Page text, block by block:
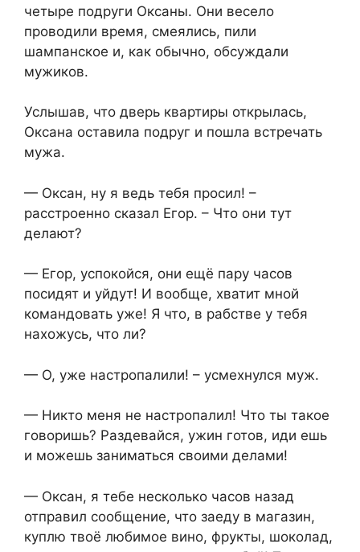
четыре подруги Оксаны. Они весело
проводили время, смеялись, пили
шампанское и, как обычно, обсуждали
мужиков.
Услышав, что дверь квартиры открылась,
Оксана оставила подруг и пошла встречать
мужа.
— Оксан, ну я ведь тебя просил! –
расстроенно сказал Егор. – Что они тут
делают?
— Егор, успокойся, они ещё пару часов
посидят и уйдут! И вообще, хватит мной
командовать уже! Я что, в рабстве у тебя
нахожусь, что ли?
— О, уже настропалили! – усмехнулся муж.
— Никто меня не настропалил! Что ты такое
говоришь? Раздевайся, ужин готов, иди ешь
и можешь заниматься своими делами!
— Оксан, я тебе несколько часов назад
отправил сообщение, что заеду в магазин,
куплю твоё любимое вино, фрукты, шоколад,